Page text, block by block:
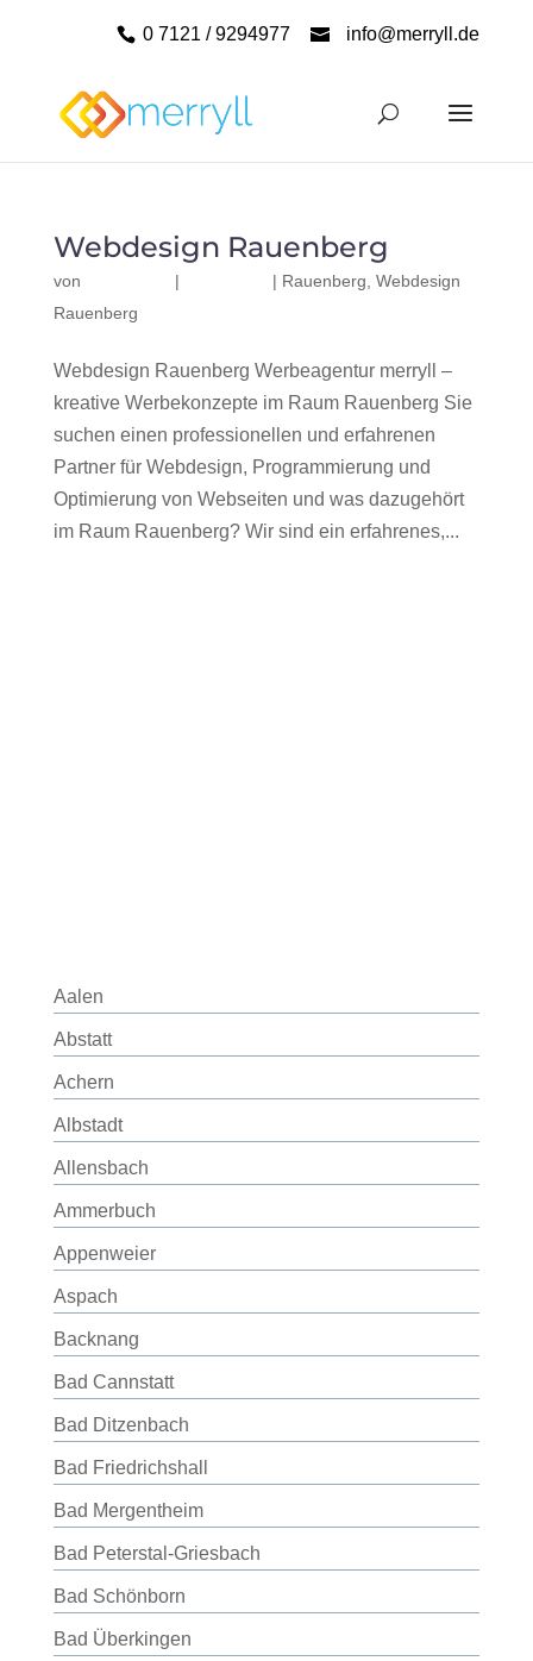
0 7121 / 9294977 info@merryll.de
Webdesign Rauenberg
von | | Rauenberg Webdesign
Rauenberg
Webdesign Rauenberg Werbeagentur merryll –
kreative Werbekonzepte im Raum Rauenberg Sie
suchen einen professionellen und erfahrenen
Partner für Webdesign, Programmierung und
Optimierung von Webseiten und was dazugehört
im Raum Rauenberg? Wir sind ein erfahrenes,...
Aalen
Abstatt
Achern
Albstadt
Allensbach
Ammerbuch
Appenweier
Aspach
Backnang
Bad Cannstatt
Bad Ditzenbach
Bad Friedrichshall
Bad Mergentheim
Bad Peterstal-Griesbach
Bad Schönborn
Bad Überkingen